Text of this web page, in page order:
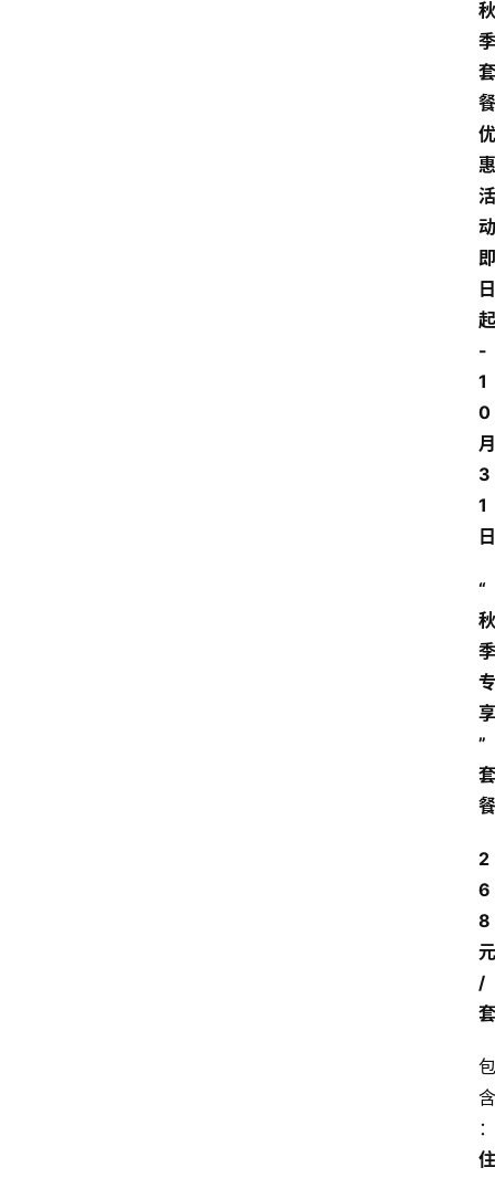
秋
季
套
餐
优
惠
活
动
即
日
起
-
1
0
月
3
1
日
“
秋
季
专
享
”
套
餐
2
6
8
元
/
套
包
含
：
住